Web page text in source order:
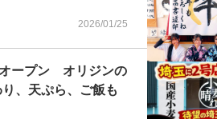
2026/01/25
ープン オリジンの
、天ぷら、ご飯も